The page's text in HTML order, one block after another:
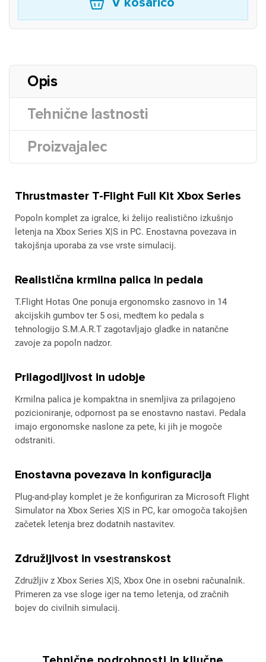
Opis
Tehnične lastnosti
Proizvajalec
Thrustmaster T-Flight Full Kit Xbox Series
Popoln komplet za igralce, ki želijo realistično izkušnjo
letenja na Xbox Series X|S in PC. Enostavna povezava in
takojšnja uporaba za vse vrste simulacij.
Realistična krmilna palica in pedala
T.Flight Hotas One ponuja ergonomsko zasnovo in 14
akcijskih gumbov ter 5 osi, medtem ko pedala s
tehnologijo S.M.A.R.T zagotavljajo gladke in natančne
zavoje za popoln nadzor.
Prilagodljivost in udobje
Krmilna palica je kompaktna in snemljiva za prilagojeno
pozicioniranje, odpornost pa se enostavno nastavi. Pedala
imajo ergonomske naslone za pete, ki jih je mogoče
odstraniti.
Enostavna povezava in konfiguracija
Plug-and-play komplet je že konfiguriran za Microsoft Flight
Simulator na Xbox Series X|S in PC, kar omogoča takojšen
začetek letenja brez dodatnih nastavitev.
Združljivost in vsestranskost
Združljiv z Xbox Series X|S, Xbox One in osebni računalnik.
Primeren za vse sloge iger na temo letenja, od zračnih
bojev do civilnih simulacij.